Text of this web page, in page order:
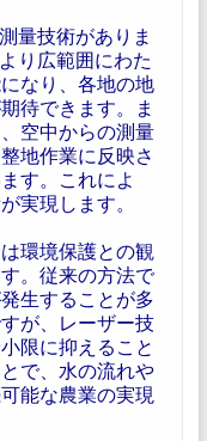
量技術がありま
り広範囲にわた
なり、各地の地
待できます。ま
空中からの測量
地作業に反映さ
す。これによ
実現します。
環境保護との観
。従来の方法で
生することが多
が、レーザー技
限に抑えること
で、水の流れや
能な農業の実現